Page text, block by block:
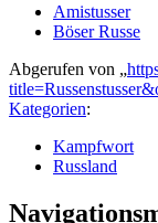
Amistusser
Böser Russe
Abgerufen von „
Kategorien:
Kampfwort
Russland